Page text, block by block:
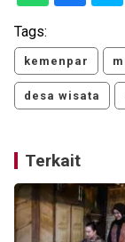
Tags:
kemenpar
desa wisata
Terkait